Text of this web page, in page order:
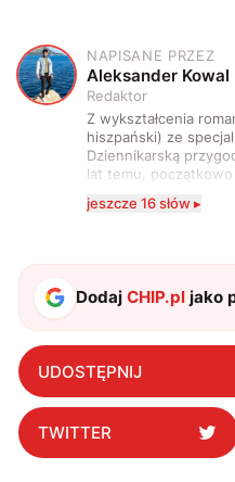
A
NAPISANE PRZEZ
Aleksander Kowal
Redaktor
Z wykształcenia
hiszpański) ze
Dziennikarską
lat temu,
komputerowych i
zdecydowanie
także uprawiać oraz
jeszcze 16 słów ▸
DodajCHIP.pl jako
UDOSTĘPNIJ
TWITTER